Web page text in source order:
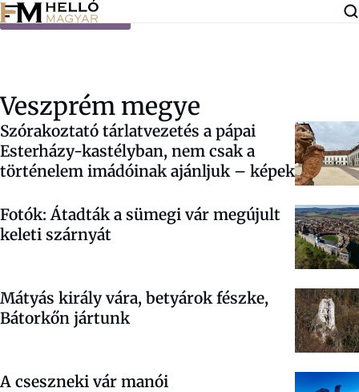
Ugrás a tartalomra
Veszprém megye
Szórakoztató tárlatvezetés a pápai
Esterházy-kastélyban, nem csak a
történelem imádóinak ajánljuk – képek
Fotók: Átadták a sümegi vár megújult
keleti szárnyát
Mátyás király vára, betyárok fészke,
Bátorkőn jártunk
A cseszneki vár manói